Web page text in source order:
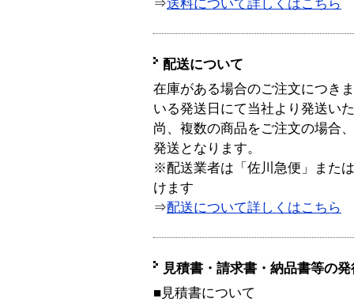
⇒送料について詳しくはこちら
配送について
在庫がある場合のご注文につき
いる発送日にて当社より発送い
尚、複数の商品をご注文の場合
発送となります。
※配送業者は「佐川急便」また
けます
⇒配送について詳しくはこちら
見積書・請求書・納品書等の
■見積書について